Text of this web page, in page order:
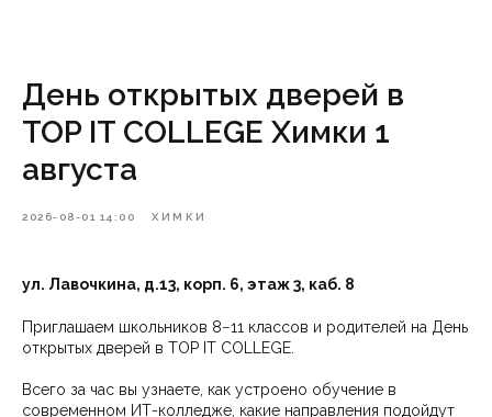
День открытых дверей в
TOP IT COLLEGE Химки 1
августа
2026-08-01 14:00 ХИМКИ
ул. Лавочкина, д.13, корп. 6, этаж 3, каб. 8
Приглашаем школьников 8−11 классов и родителей на День
открытых дверей в TOP IT COLLEGE.
Всего за час вы узнаете, как устроено обучение в
современном ИТ-колледже, какие направления подойдут